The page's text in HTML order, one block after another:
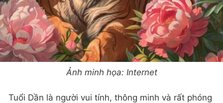
Ảnh minh họa: Internet
Tuổi Dần là người vui tính, thông minh và rất phóng